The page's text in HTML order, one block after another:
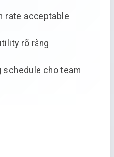
rate acceptable
rõ ràng
schedule cho team